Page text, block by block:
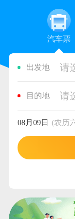
汽车票
出发地 请
目的地 请
08月09日 (农历